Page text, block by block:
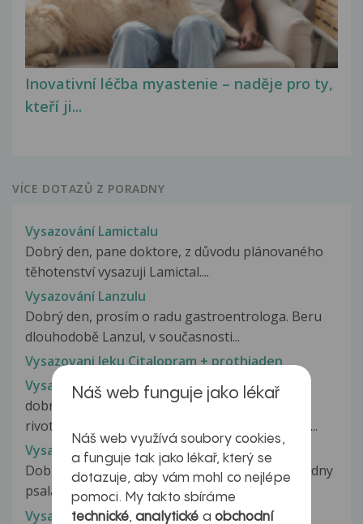
Inovativní léčba myastenie – naděje pro ty,
kteří ji...
VÍCE DOTAZŮ Z PORADNY
Vysazování Lamictalu
Dobrý den, pane doktore, z důvodu plánovaného
těhotenství vysazuji Lamictal....
Vysazování Lanzulu
Dobrý den, prosím o radu gastroentrologa. Beru
dlouhodobě Lanzul, v současnosti...
Vysazovani leku Citalopram + prothiaden
Vysazování léku rivotril
dobrý den,nedaří se mi vysazovat
rivotril,prosím,poradte,jak postupně vysazovat...
Vysazování léku Trittico AC
Dobrý den paní doktorko, již jsem Vám do poradny
psala dotaz v červenci 2014,...
Vysazování léku Trittico Ac
Náš web funguje jako lékař
Náš web využívá soubory cookies,
a funguje tak jako lékař, který se
dotazuje, aby vám mohl co nejlépe
pomoci. My takto sbíráme
technické,analytické a obchodní